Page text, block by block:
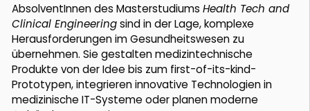
AbsolventInnen des Masterstudiums Health Tech and
Clinical Engineeringsind in der Lage, komplexe
Herausforderungen im Gesundheitswesen zu
übernehmen. Sie gestalten medizintechnische
Produkte von der Idee bis zum first-of-its-kind-
Prototypen, integrieren innovative Technologien in
medizinische IT-Systeme oder planen moderne